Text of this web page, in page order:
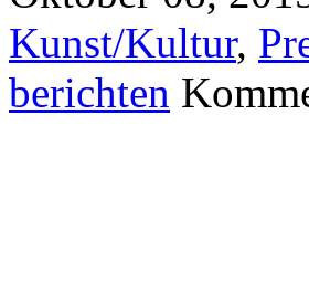
Kunst/Kultur,
berichten